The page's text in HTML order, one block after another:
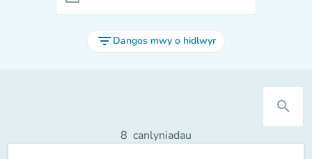
filter_list Dangos mwy o hidlwyr
search
8 canlyniadau